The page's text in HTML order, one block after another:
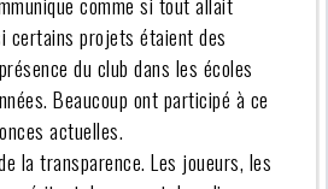
certains projets étaient des
du club dans les écoles
Beaucoup ont participé à ce
actuelles.
la transparence. Les joueurs, les